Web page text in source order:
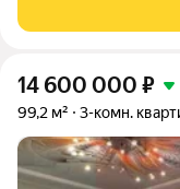
14 600 000 ₽
99,2 м² 3-комн.